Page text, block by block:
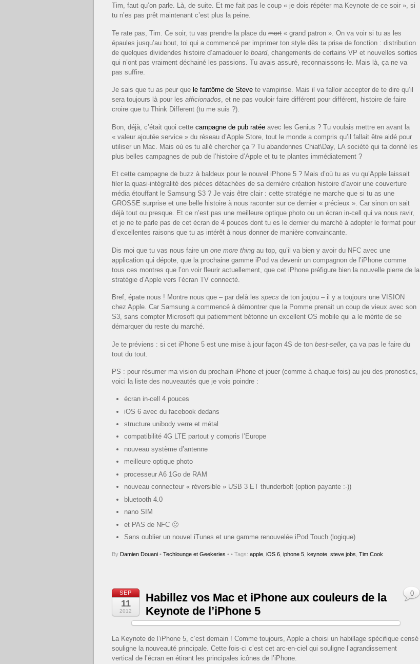
Tim, faut qu’on parle. Là, de suite. Et me fait pas le coup « je dois répéter ma Keynote de ce soir », si
tu n’es pas prêt maintenant c’est plus la peine.
Te rate pas, Tim. Ce soir, tu vas prendre la place du mort « grand patron ». On va voir si tu as les
épaules jusqu’au bout, toi qui a commencé par imprimer ton style dès ta prise de fonction : distribution
de quelques dividendes histoire d’amadouer le board, changements de certains VP et nouvelles sorties
qui n’ont pas vraiment déchainé les passions. Tu avais assuré, reconnaissons-le. Mais là, ça ne va
pas suffire.
Je sais que tu as peur que le fantôme de Steve te vampirise. Mais il va falloir accepter de te dire qu’il
sera toujours là pour les afficionados, et ne pas vouloir faire différent pour différent, histoire de faire
croire que tu Think Different (tu me suis ?).
Bon, déjà, c’était quoi cette campagne de pub ratée avec les Genius ? Tu voulais mettre en avant la
« valeur ajoutée service » du réseau d’Apple Store, tout le monde a compris qu’il fallait être aidé pour
utiliser un Mac. Mais où es tu allé chercher ça ? Tu abandonnes Chiat\Day, LA société qui ta donné les
plus belles campagnes de pub de l’histoire d’Apple et tu te plantes immédiatement ?
Et cette campagne de buzz à baldeux pour le nouvel iPhone 5 ? Mais d’où tu as vu qu’Apple laissait
filer la quasi-intégralité des pièces détachées de sa dernière création histoire d’avoir une couverture
média étouffant le Samsung S3 ? Je vais être clair : cette stratégie ne marche que si tu as une
GROSSE surprise et une belle histoire à nous raconter sur ce dernier « précieux ». Car sinon on sait
déjà tout ou presque. Et ce n’est pas une meilleure optique photo ou un écran in-cell qui va nous ravir,
et je ne te parle pas de cet écran de 4 pouces dont tu es le dernier du marché à adopter le format pour
d’excellentes raisons que tu as intérêt à nous donner de manière convaincante.
Dis moi que tu vas nous faire un one more thing au top, qu’il va bien y avoir du NFC avec une
application qui dépote, que la prochaine gamme iPod va devenir un compagnon de l’iPhone comme
tous ces montres que l’on voir fleurir actuellement, que cet iPhone préfigure bien la nouvelle pierre de la
stratégie d’Apple vers l’écran TV connecté.
Bref, épate nous ! Montre nous que – par delà les specs de ton joujou – il y a toujours une VISION
chez Apple. Car Samsung a commencé à démontrer que la Pomme prenait un coup de vieux avec son
S3, sans compter Microsoft qui patiemment bétonne un excellent OS mobile qui a le mérite de se
démarquer du reste du marché.
Je te préviens : si cet iPhone 5 est une mise à jour façon 4S de ton best-seller, ça va pas le faire du
tout du tout.
PS : pour résumer ma vision du prochain iPhone et jouer (comme à chaque fois) au jeu des pronostics,
voici la liste des nouveautés que je vois poindre :
écran in-cell 4 pouces
iOS 6 avec du facebook dedans
structure unibody verre et métal
compatibilité 4G LTE partout y compris l’Europe
nouveau système d’antenne
meilleure optique photo
processeur A6 1Go de RAM
nouveau connecteur « réversible » USB 3 ET thunderbolt (option payante :-))
bluetooth 4.0
nano SIM
et PAS de NFC 🙁
Sans oublier un nouvel iTunes et une gamme renouvelée iPod Touch (logique)
By Damien Douani • Techlounge et Geekeries • • Tags: apple iOS 6 iphone 5 keynote steve jobs Tim Cook
SEP
11
2012
Habillez vos Mac et iPhone aux couleurs de la
Keynote de l’iPhone 5
La Keynote de l’iPhone 5, c’est demain ! Comme toujours, Apple a choisi un habillage spécifique censé
souligne la nouveauté principale. Cette fois-ci c’est cet arc-en-ciel qui souligne l’agrandissement
vertical de l’écran en étirant les principales icônes de l’iPhone.
0